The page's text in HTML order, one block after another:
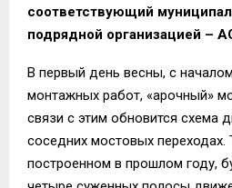
соответствующий
подрядной организацией –
В первый день весны, с
монтажных работ, «арочный»
связи с этим обновится схема
соседних мостовых переходах.
построенном в прошлом году,